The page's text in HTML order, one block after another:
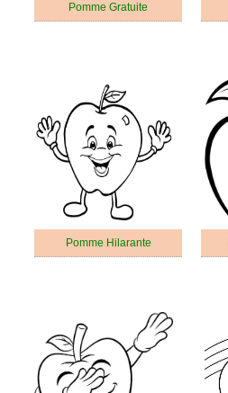
Pomme Gratuite
Pomme Hilarante